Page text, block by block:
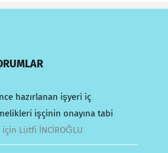
hazırlanan işyeri iç
işçinin onayına tabi
için Lütfi İNCİROĞLU